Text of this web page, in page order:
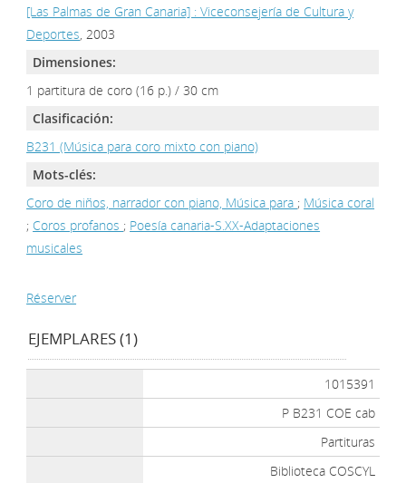
[Las Palmas de Gran Canaria] : Viceconsejería de Cultura y
Deportes, 2003
Dimensiones:
1 partitura de coro (16 p.) / 30 cm
Clasificación:
B231 (Música para coro mixto con piano)
Mots-clés:
Coro de niños, narrador con piano, Música para ; Música coral
; Coros profanos ; Poesía canaria-S.XX-Adaptaciones
musicales
Réserver
EJEMPLARES (1)
1015391
P B231 COE cab
Partituras
Biblioteca COSCYL